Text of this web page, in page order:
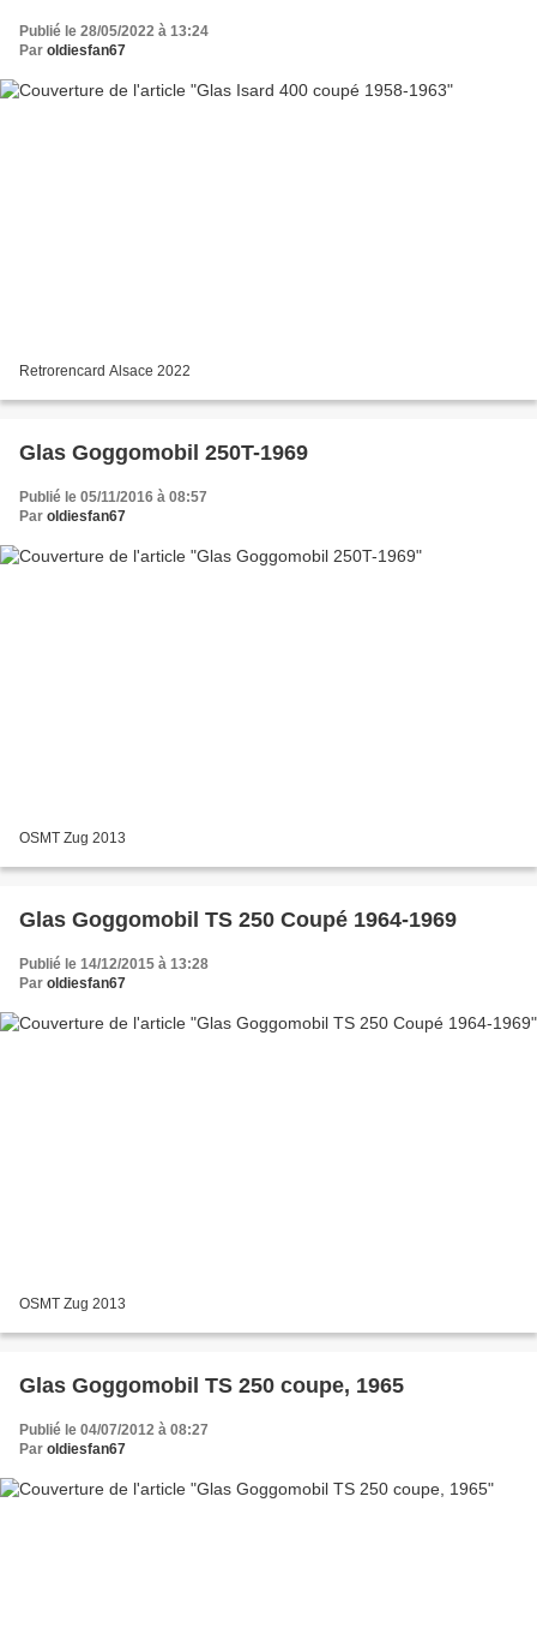
Publié le 28/05/2022 à 13:24
Par oldiesfan67
Retrorencard Alsace 2022
Glas Goggomobil 250T-1969
Publié le 05/11/2016 à 08:57
Par oldiesfan67
OSMT Zug 2013
Glas Goggomobil TS 250 Coupé 1964-1969
Publié le 14/12/2015 à 13:28
Par oldiesfan67
OSMT Zug 2013
Glas Goggomobil TS 250 coupe, 1965
Publié le 04/07/2012 à 08:27
Par oldiesfan67